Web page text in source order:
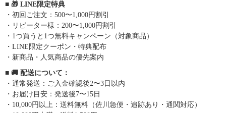
■ 🎁 LINE限定特典
・初回ご注文：500〜1,000円割引
・リピーター様：200〜1,000円割引
・1つ買うと1つ無料キャンペーン（対象商品）
・LINE限定クーポン・特典配布
・新商品・人気商品の優先案内
■ 🚚 配送について：
・通常発送：ご入金確認後2〜3日以内
・お届け目安：発送後7〜15日
・10,000円以上：送料無料（佐川急便・追跡あり・通関対応）